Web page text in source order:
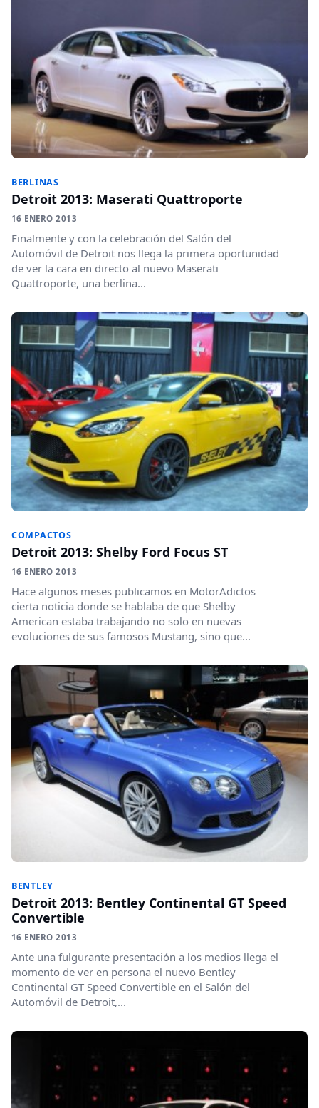
BERLINAS
Detroit 2013: Maserati Quattroporte
16 ENERO 2013
Finalmente y con la celebración del Salón del
Automóvil de Detroit nos llega la primera oportunidad
de ver la cara en directo al nuevo Maserati
Quattroporte, una berlina...
COMPACTOS
Detroit 2013: Shelby Ford Focus ST
16 ENERO 2013
Hace algunos meses publicamos en MotorAdictos
cierta noticia donde se hablaba de que Shelby
American estaba trabajando no solo en nuevas
evoluciones de sus famosos Mustang, sino que...
BENTLEY
Detroit 2013: Bentley Continental GT Speed
Convertible
16 ENERO 2013
Ante una fulgurante presentación a los medios llega el
momento de ver en persona el nuevo Bentley
Continental GT Speed Convertible en el Salón del
Automóvil de Detroit,...